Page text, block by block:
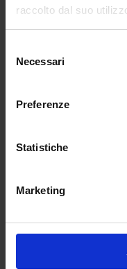
raccolto dal suo
delNecessari
Preferenze
Statistiche
Marketing
“Sono sospesi i
programmate
inerenti i percorsi
attività di
dell’istruzione,
cui sia possibile
Redazione